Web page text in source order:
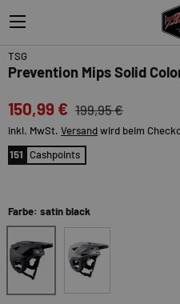
Menü
24%
TSG
Prevention Mips Solid
150,99 € 199,95 €
inkl. MwSt. Versandwird beim
151
Cashpoints
Farbe: satin black